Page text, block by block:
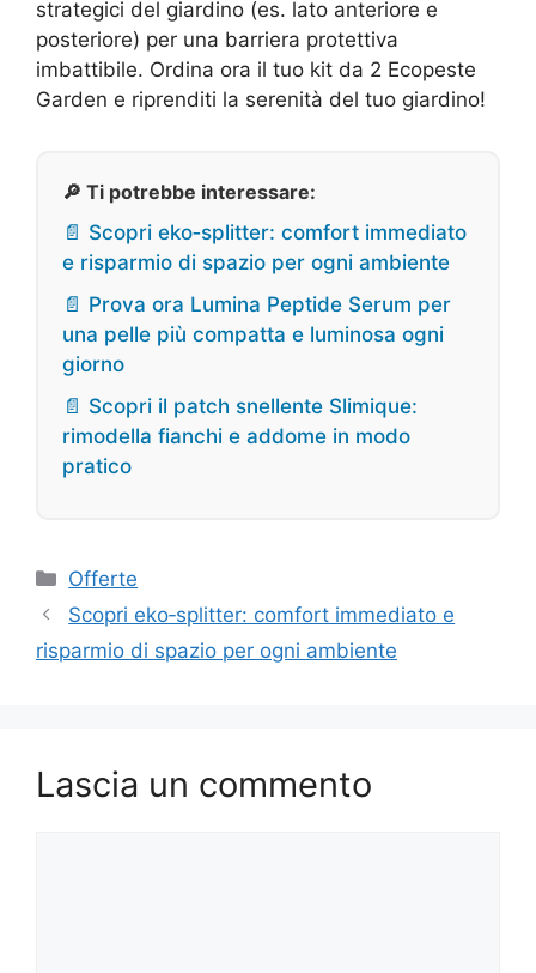
strategici del giardino (es. lato anteriore e
posteriore) per una barriera protettiva
imbattibile. Ordina ora il tuo kit da 2 Ecopeste
Garden e riprenditi la serenità del tuo giardino!
🔎 Ti potrebbe interessare:
📄 Scopri eko‑splitter: comfort immediato
e risparmio di spazio per ogni ambiente
📄 Prova ora Lumina Peptide Serum per
una pelle più compatta e luminosa ogni
giorno
📄 Scopri il patch snellente Slimique:
rimodella fianchi e addome in modo
pratico
Categorie
Offerte
Scopri eko‑splitter: comfort immediato e
risparmio di spazio per ogni ambiente
Lascia un commento